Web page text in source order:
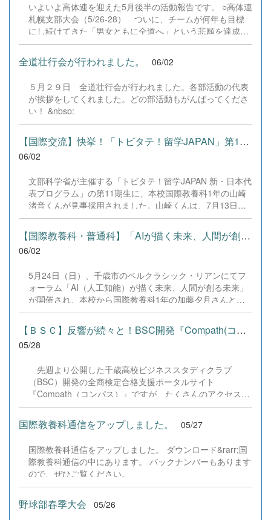
と思った」「進路に迷っていたが、1%でも可能性があるな
ら自分のやりたい道へ挑戦する勇気をもらった」 といった
声が寄せられ、部活動や将来の選択に向けた大きな刺激と
なったようです。 お忙しい中ご講演いただいた折茂様、
そしてご来場いただきました保護者の皆様に心より厚く御
いよいよ高体連を迎えた5月後半の活動報告です。 ○高体連
札幌支部大会（5/26-28） ついに、チームが何年も目標
にし続けてきた「男女ともに全道へ」という悲願を達成し
ました！ ☆学校対抗（団体戦）男子：3回戦で第7シードの
札幌北陵高校に競り勝ち、ベスト8で全道代表権を獲得！
女子：第4シードとして堂々のベスト4入り！準決勝では第
しい戦いを見せてくれました。 ☆個人戦シングルス男子：
吉田（ベスト16）女子： 富士本（ベスト32・代表決定戦
を制す）見事、シングルスでも2名が全道への切符を掴み
取りました！ ダブルスでの悔しい敗戦もありましたが、ベ
ンチメンバーも、客席からの応援も、全員が「チーム千
高」として一つになって戦い抜いた、最高の3日間でし
を送ってくださった保護者のみなさま、卒業生のみなさ
ん、本当にありがとうございました！次なる舞台は6月16
日〜19日、岩見沢市で行われる全道大会。札幌支部の代表
として、一つでも多く勝利を重ねられるよう、さらに強く
８） 2回戦 ...
全道壮行会が行われました。 06/02
５月２９日 全道壮行会が行われました。各部活動の代表
が挨拶をしてくれました。どの部活動もがんばってくださ
い！ &nbsp;
【国際交流】快挙！「トビタテ！留学JAPAN」第11期生に山崎渚音く...
06/02
文部科学省が主催する「トビタテ！留学JAPAN 新・日本代
表プログラム」の第11期生に、本校国際教養科1年の山崎
渚音くんが見事採用されました。山崎くんは、7月13日か
ら8月15日までの約1ヶ月間、ニュージーランドのティマル
市へ渡航します。全国から優秀な学生が集う極めて高い倍
率の中、自身の熱い想いを込めた自主企画が評価されての
選出です。 中学時代から地域の国際交流活動に携わってき
るティマル市との交流を再活性化させたいと一念発起。現
地のオピヒ高校で日本文化を紹介するだけでなく、得意の
プログラミングを活かした「esports大会」を自ら企画・開
催し、帰国後には両都市をオンラインで繋ぐ大規模な対戦
イベントの実施を目指します。 日本のアンバサダーとして
世界へ羽ばたく生徒の誕生を、教員として大変誇らしく思
います。激変する国際情勢や円安という逆境の中でも、志
に求められる力です。山崎くんの挑戦が、校内の多くの仲
間たちに勇気と刺激を与えてくれることを確信していま
す。
【国際教養科・普通科】「AIが描く未来、人間が創る未来」フォー...
06/02
5月24日（日）、千歳市のベルクラシック・リアンにてフ
ォーラム「AI（人工知能）が描く未来、人間が創る未来」
が開催され、本校から国際教養科1年の加藤夕月さんと普
通科の佐々木諒大くんが参加しました。第一線で活躍する
専門家の講演に続き、両名はパネルディスカッションに登
壇し、一般の参加者や専門家を前に高校生としての意見を
堂々と発信しました。 日常的にAIを活用している加藤さん
への懸念」や「AI音声への違和感」など、技術との適切な
距離感について自身の見解を提示。フォーラムを通じて、
最初の「ひらめき」と最終的な「決定」という、人間にし
かできない役割や人間らしい感性の重要性を深く学んだ様
子でした。 入学直後の1年生が学外の先進的な学びの場へ
自ら飛び込み、社会課題に対して主体的に思考を深める姿
に、教員一同大きな頼もしさを感じています。今後も生徒
たちが時代の変化を的確に捉え、人間ならではの強みを磨
きながら次代を切り拓いていけるよう、実践的な学びの機
会を全力で支援してまいります。
【ＢＳＣ】反響が続々と！BSC開発『Compath(コンパス)』
05/28
先週より公開した千歳高校ビジネススタディクラブ
（BSC）開発の全商検定合格支援ポータルサイト
『Compath（コンパス）』ですが、たくさんのアクセスが
ありありがとうございます。また、二次元バーコード送付
先の学校様より少しずつアンケートが届いており、部員の
励みになっております。本当にありがとうございます。
たため、正式なリンク先のURLを改めて表示します。ま
た、千歳高校の公式Web「ダウンロード」より、サーバア
ップロードおよびプログラムの改変用のZIPファイルがダウ
ンロード出来ますので、そちらについてもご利用くださ
い。 全商検定対策ポータルサイト「Compath（コンパ
国際教養科通信をアップしました。 05/27
国際教養科通信をアップしました。 ダウンロード&rarr;国
際教養科通信の中にあります。 バックナンバーもあります
ので、ぜひご覧ください。
野球部春季大会 05/26